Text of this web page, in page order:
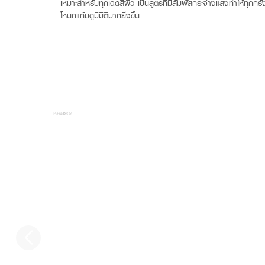
เหมาะสำหรับทุกเฉดสีผิว เป็นสูตรที่มีสัมผัสกระจ่างแสงทำให้ทุ
โหนกแก้มดูมีมิติมากยิ่งขึ้น